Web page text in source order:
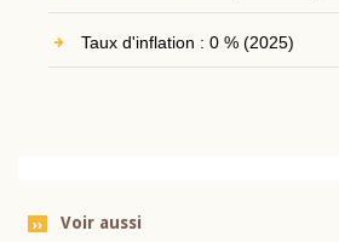
Taux d'inflation : 0 % (2025)
Voir aussi